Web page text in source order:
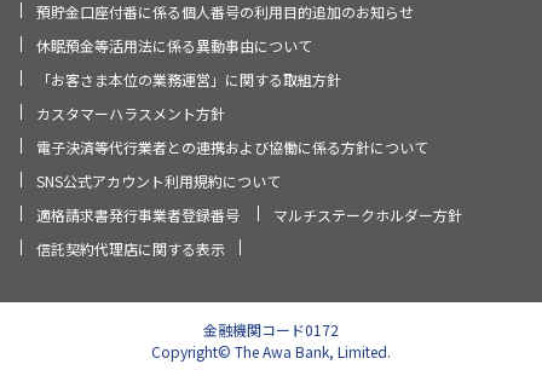
預貯金口座付番に係る個人番号の利用目的追加のお知らせ
休眠預金等活用法に係る異動事由について
「お客さま本位の業務運営」に関する取組方針
カスタマーハラスメント方針
電子決済等代行業者との連携および協働に係る方針について
SNS公式アカウント利用規約について
適格請求書発行事業者登録番号
マルチステークホルダー方針
信託契約代理店に関する表示
金融機関コード0172
Copyright© The Awa Bank, Limited.